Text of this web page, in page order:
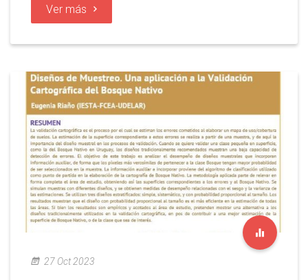
Ver más
27 Oct 2023